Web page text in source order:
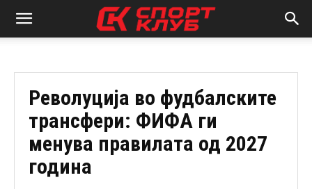
Револуција во фудбалските
трансфери: ФИФА ги
менува правилата од 2027
година